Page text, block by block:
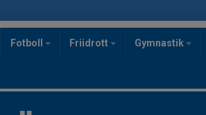
Fotboll Friidrott Gymnastik